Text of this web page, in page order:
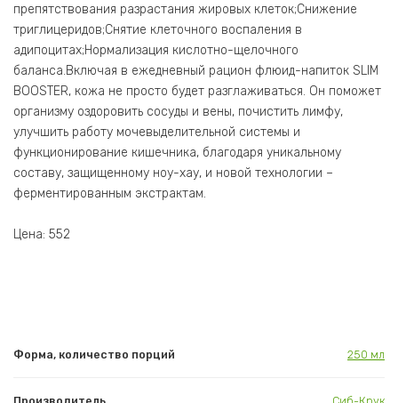
препятствования разрастания жировых клеток;Снижение
триглицеридов;Снятие клеточного воспаления в
адипоцитах;Нормализация кислотно-щелочного
баланса.Включая в ежедневный рацион флюид-напиток SLIM
BOOSTER, кожа не просто будет разглаживаться. Он поможет
организму оздоровить сосуды и вены, почистить лимфу,
улучшить работу мочевыделительной системы и
функционирование кишечника, благодаря уникальному
составу, защищенному ноу-хау, и новой технологии –
ферментированным экстрактам.
Цена: 552
Форма, количество порций 250 мл